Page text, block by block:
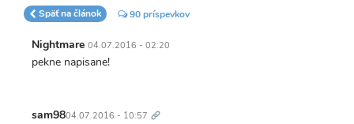
Späť na článok 90 príspevkov
Nightmare 04.07.2016 - 02:20
pekne napisane!
sam9804.07.2016 - 10:57 odkaz